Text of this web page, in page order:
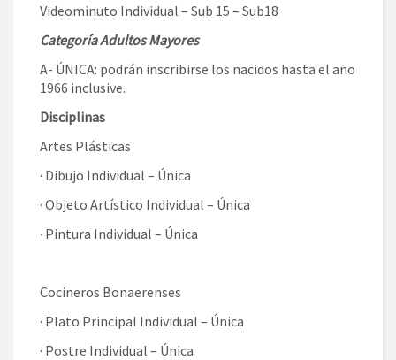
Videominuto Individual – Sub 15 – Sub18
Categoría Adultos Mayores
A- ÚNICA: podrán inscribirse los nacidos hasta el año
1966 inclusive.
Disciplinas
Artes Plásticas
· Dibujo Individual – Única
· Objeto Artístico Individual – Única
· Pintura Individual – Única
Cocineros Bonaerenses
· Plato Principal Individual – Única
· Postre Individual – Única